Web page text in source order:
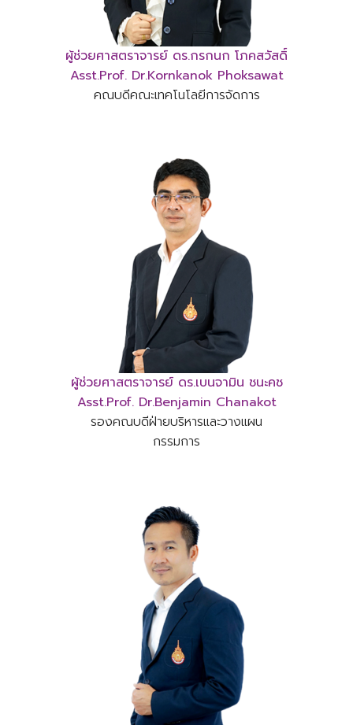
ผู้ช่วยศาสตราจารย์ ดร.กรกนก โภคสวัสดิ์
Asst.Prof. Dr.Kornkanok Phoksawat
คณบดีคณะเทคโนโลยีการจัดการ
ผู้ช่วยศาสตราจารย์ ดร.เบนจามิน ชนะคช
Asst.Prof. Dr.Benjamin Chanakot
รองคณบดีฝ่ายบริหารและวางแผน
กรรมการ